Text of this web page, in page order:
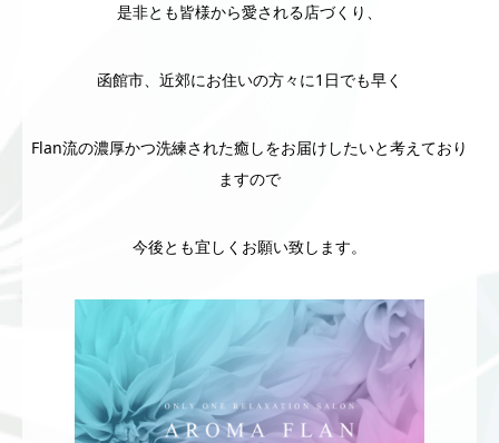
是非とも皆様から愛される店づくり、
函館市、近郊にお住いの方々に1日でも早く
Flan流の濃厚かつ洗練された癒しをお届けしたいと考えており
ますので
今後とも宜しくお願い致します。